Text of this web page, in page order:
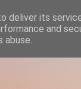
deliver its
and
abuse.